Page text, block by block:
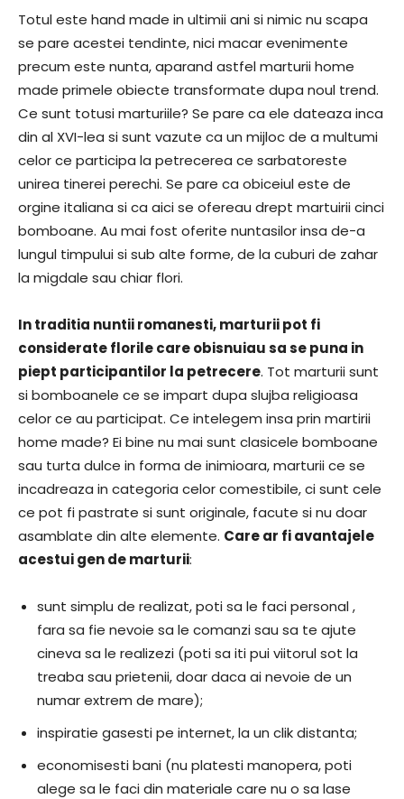
Totul este hand made in ultimii ani si nimic nu scapa
se pare acestei tendinte, nici macar evenimente
precum este nunta, aparand astfel marturii home
made primele obiecte transformate dupa noul trend.
Ce sunt totusi marturiile? Se pare ca ele dateaza inca
din al XVI-lea si sunt vazute ca un mijloc de a multumi
celor ce participa la petrecerea ce sarbatoreste
unirea tinerei perechi. Se pare ca obiceiul este de
orgine italiana si ca aici se ofereau drept martuirii cinci
bomboane. Au mai fost oferite nuntasilor insa de-a
lungul timpului si sub alte forme, de la cuburi de zahar
la migdale sau chiar flori.
In traditia nuntii romanesti, marturii pot fi
considerate florile care obisnuiau sa se puna in
piept participantilor la petrecere. Tot marturii sunt
si bomboanele ce se impart dupa slujba religioasa
celor ce au participat. Ce intelegem insa prin martirii
home made? Ei bine nu mai sunt clasicele bomboane
sau turta dulce in forma de inimioara, marturii ce se
incadreaza in categoria celor comestibile, ci sunt cele
ce pot fi pastrate si sunt originale, facute si nu doar
asamblate din alte elemente. Care ar fi avantajele
acestui gen de marturii:
sunt simplu de realizat, poti sa le faci personal ,
fara sa fie nevoie sa le comanzi sau sa te ajute
cineva sa le realizezi (poti sa iti pui viitorul sot la
treaba sau prietenii, doar daca ai nevoie de un
numar extrem de mare);
inspiratie gasesti pe internet, la un clik distanta;
economisesti bani (nu platesti manopera, poti
alege sa le faci din materiale care nu o sa lase